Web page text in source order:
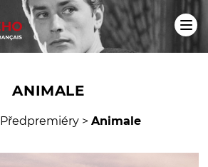
ANIMALE
Předpremiéry> Animale